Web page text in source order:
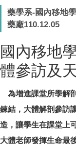
藥學系-國內移地
藥廠110.12.05
國內移地
體參訪及
為增進課堂所學解
鍊結，大體解剖參訪
造，讓學生在課堂上
大體老師發揮生命最